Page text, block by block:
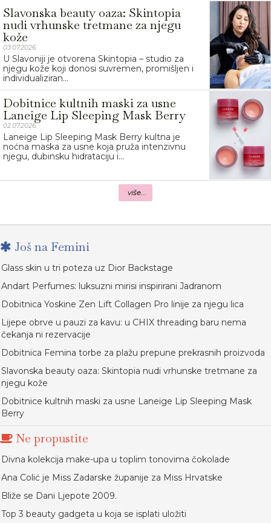
Slavonska beauty oaza: Skintopia
nudi vrhunske tretmane za njegu
kože
03.07.2026.
U Slavoniji je otvorena Skintopia – studio za
njegu kože koji donosi suvremen, promišljen i
individualiziran...
Dobitnice kultnih maski za usne
Laneige Lip Sleeping Mask Berry
02.07.2026.
Laneige Lip Sleeping Mask Berry kultna je
noćna maska za usne koja pruža intenzivnu
njegu, dubinsku hidrataciju i...
više...
Još na Femini
Glass skin u tri poteza uz Dior Backstage
Andart Perfumes: luksuzni mirisi inspirirani Jadranom
Dobitnica Yoskine Zen Lift Collagen Pro linije za njegu lica
Lijepe obrve u pauzi za kavu: u CHIX threading baru nema
čekanja ni rezervacije
Dobitnica Femina torbe za plažu prepune prekrasnih proizvoda
Slavonska beauty oaza: Skintopia nudi vrhunske tretmane za
njegu kože
Dobitnice kultnih maski za usne Laneige Lip Sleeping Mask
Berry
Ne propustite
Divna kolekcija make-upa u toplim tonovima čokolade
Ana Colić je Miss Zadarske županije za Miss Hrvatske
Bliže se Dani Ljepote 2009.
Top 3 beauty gadgeta u koja se isplati uložiti